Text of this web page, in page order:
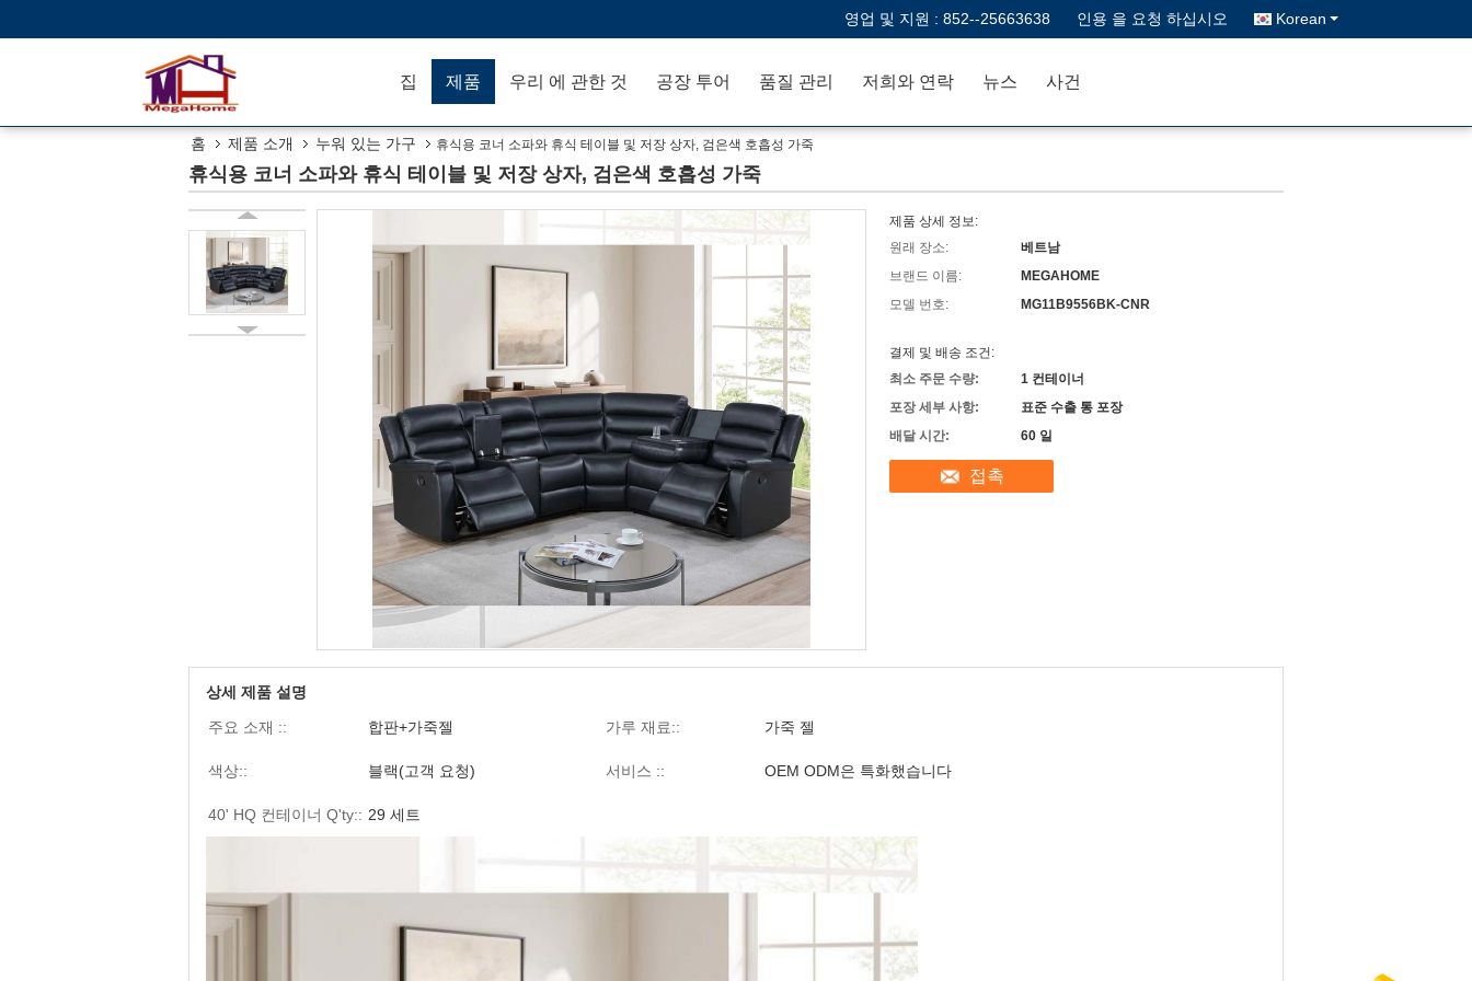
영업 및 지원 : 852--25663638 인용 을 요청 하십시오 Korean
집 제품 우리 에 관한 것 공장 투어 품질 관리 저희와 연락 뉴스 사건
홈 제품 소개 누워 있는 가구 휴식용 코너 소파와 휴식 테이블 및 저장 상자, 검은색 호흡성 가죽
휴식용 코너 소파와 휴식 테이블 및 저장 상자, 검은색 호흡성 가죽
제품 상세 정보:
원래 장소:
베트남
브랜드 이름:
MEGAHOME
모델 번호:
MG11B9556BK-CNR
결제 및 배송 조건:
최소 주문 수량:
1 컨테이너
포장 세부 사항:
표준 수출 통 포장
배달 시간:
60 일
접촉
상세 제품 설명
주요 소재 ::
합판+가죽젤 가루 재료:: 가죽 젤
색상:: 블랙(고객 요청) 서비스 :: OEM ODM은 특화했습니다
40' HQ 컨테이너 Q'ty:: 29 세트